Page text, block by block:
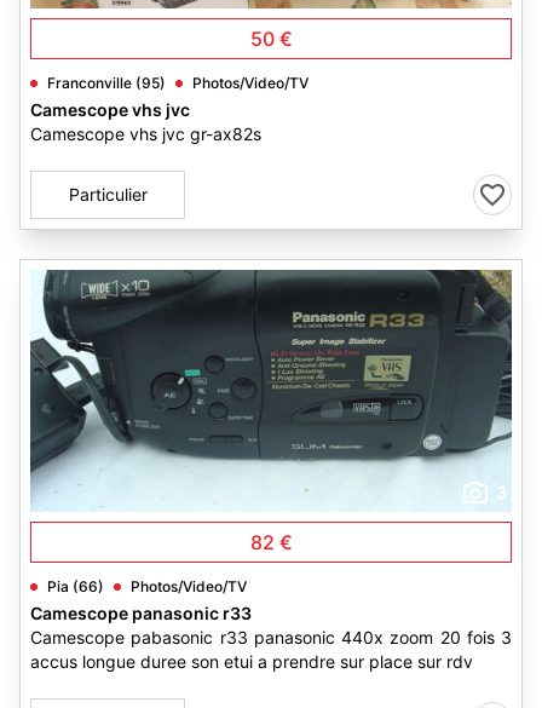
50 €
Franconville (95) Photos/Video/TV
Camescope vhs jvc
Camescope vhs jvc gr-ax82s
Particulier
3
82 €
Pia (66) Photos/Video/TV
Camescope panasonic r33
Camescope pabasonic r33 panasonic 440x zoom 20 fois 3
accus longue duree son etui a prendre sur place sur rdv